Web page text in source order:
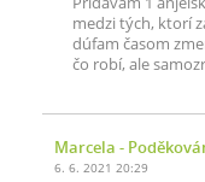
medzi tých, ktorí
dúfam časom
čo robí, ale
Marcela -
6. 6. 2021 20:29